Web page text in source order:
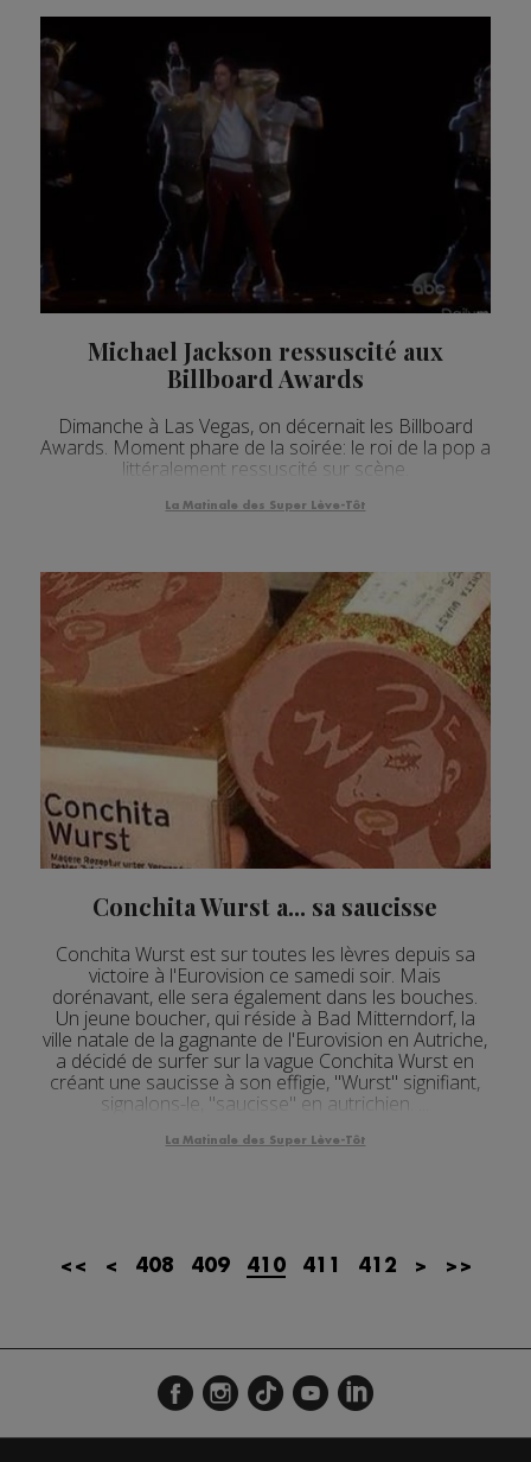
Michael Jackson ressuscité aux
Billboard Awards
Dimanche à Las Vegas, on décernait les Billboard
Awards. Moment phare de la soirée: le roi de la pop a
littéralement ressuscité sur scène.
La Matinale des Super Lève-Tôt
Conchita Wurst a... sa saucisse
Conchita Wurst est sur toutes les lèvres depuis sa
victoire à l'Eurovision ce samedi soir. Mais
dorénavant, elle sera également dans les bouches.
Un jeune boucher, qui réside à Bad Mitterndorf, la
ville natale de la gagnante de l'Eurovision en Autriche,
a décidé de surfer sur la vague Conchita Wurst en
créant une saucisse à son effigie, "Wurst" signifiant,
signalons-le, "saucisse" en autrichien. ...
La Matinale des Super Lève-Tôt
<< < 408 409 410 411 412 > >>